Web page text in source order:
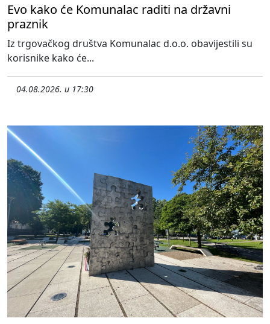
Evo kako će Komunalac raditi na državni
praznik
Iz trgovačkog društva Komunalac d.o.o. obavijestili su
korisnike kako će...
04.08.2026. u 17:30